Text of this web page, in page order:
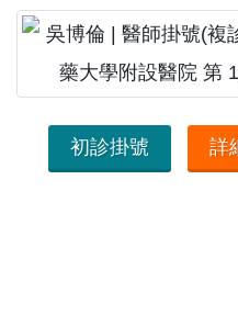
初診掛號 詳